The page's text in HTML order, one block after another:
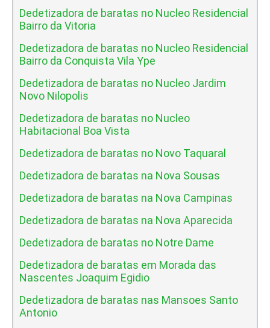
Dedetizadora de baratas no Nucleo Residencial
Bairro da Vitoria
Dedetizadora de baratas no Nucleo Residencial
Bairro da Conquista Vila Ype
Dedetizadora de baratas no Nucleo Jardim
Novo Nilopolis
Dedetizadora de baratas no Nucleo
Habitacional Boa Vista
Dedetizadora de baratas no Novo Taquaral
Dedetizadora de baratas na Nova Sousas
Dedetizadora de baratas na Nova Campinas
Dedetizadora de baratas na Nova Aparecida
Dedetizadora de baratas no Notre Dame
Dedetizadora de baratas em Morada das
Nascentes Joaquim Egidio
Dedetizadora de baratas nas Mansoes Santo
Antonio